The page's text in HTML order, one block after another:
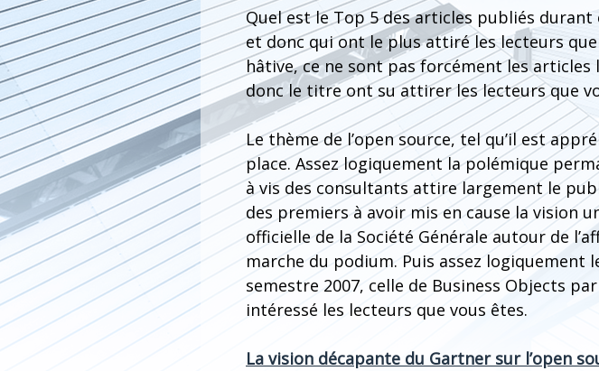
Quel est le Top 5 des articles publiés durant
et donc qui ont le plus attiré les lecteurs
hâtive, ce ne sont pas forcément les
donc le titre ont su attirer les lecteurs que
Le thème de l’open source, tel qu’il est
place. Assez logiquement la polémique
à vis des consultants attire largement le
des premiers à avoir mis en cause la vision
officielle de la Société Générale autour de
marche du podium. Puis assez logiquement
semestre 2007, celle de Business Objects
intéressé les lecteurs que vous êtes.
La vision décapante du Gartner sur l’open